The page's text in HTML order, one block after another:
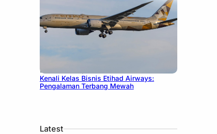
December 27, 2024
Kenali Kelas Bisnis Etihad Airways:
Pengalaman Terbang Mewah
Latest